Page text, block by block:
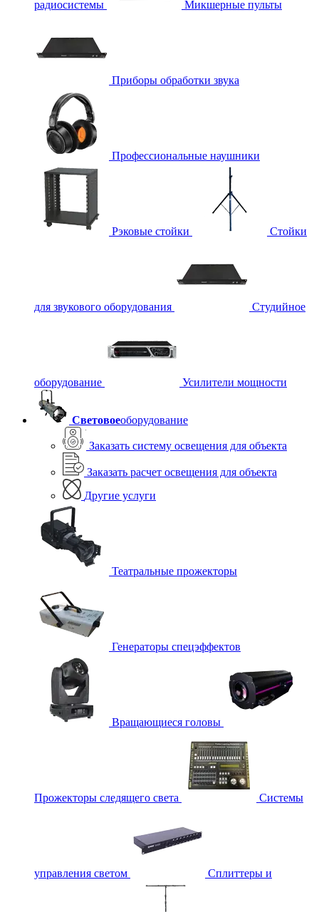
радиосистемы Микшерные пульты
Приборы обработки звука
Профессиональные наушники
Рэковые стойки Стойки
для звукового оборудования Студийное
оборудование Усилители мощности
Световоеоборудование
Заказать систему освещения для объекта
Заказать расчет освещения для объекта
Другие услуги
Театральные прожекторы
Генераторы спецэффектов
Вращающиеся головы
Прожекторы следящего света Системы
управления светом Сплиттеры и